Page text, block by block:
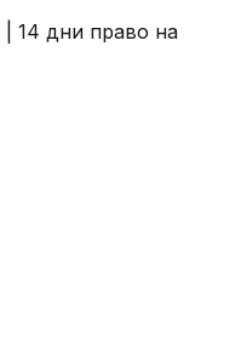
14 дни право на